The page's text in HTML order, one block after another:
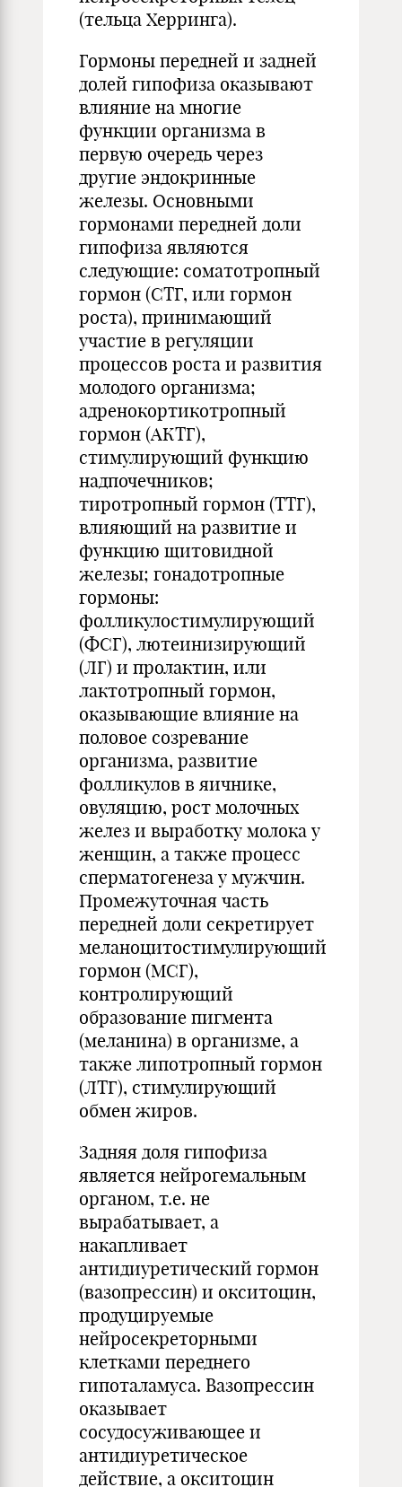
(тельца Херринга).
Гормоны передней и задней
долей гипофиза оказывают
влияние на многие
функции организма в
первую очередь через
другие эндокринные
железы. Основными
гормонами передней доли
гипофиза являются
следующие: соматотропный
гормон (СТГ, или гормон
роста), принимающий
участие в регуляции
процессов роста и развития
молодого организма;
адренокортикотропный
гормон (АКТГ),
стимулирующий функцию
надпочечников;
тиротропный гормон (ТТГ),
влияющий на развитие и
функцию щитовидной
железы; гонадотропные
гормоны:
фолликулостимулирующий
(ФСГ), лютеинизирующий
(ЛГ) и пролактин, или
лактотропный гормон,
оказывающие влияние на
половое созревание
организма, развитие
фолликулов в яичнике,
овуляцию, рост молочных
желез и выработку молока у
женщин, а также процесс
сперматогенеза у мужчин.
Промежуточная часть
передней доли секретирует
меланоцитостимулирующий
гормон (МСГ),
контролирующий
образование пигмента
(меланина) в организме, а
также липотропный гормон
(ЛТГ), стимулирующий
обмен жиров.
Задняя доля гипофиза
является нейрогемальным
органом, т.е. не
вырабатывает, а
накапливает
антидиуретический гормон
(вазопрессин) и окситоцин,
продуцируемые
нейросекреторными
клетками переднего
гипоталамуса. Вазопрессин
оказывает
сосудосуживающее и
антидиуретическое
действие, а окситоцин